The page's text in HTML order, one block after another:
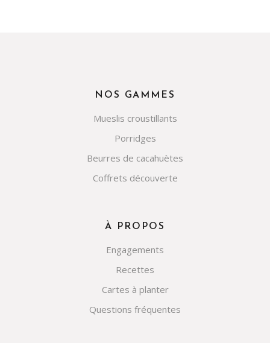
NOS GAMMES
Mueslis croustillants
Porridges
Beurres de cacahuètes
Coffrets découverte
À PROPOS
Engagements
Recettes
Cartes à planter
Questions fréquentes